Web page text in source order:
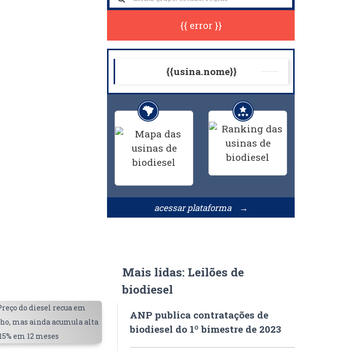
{{ error }}
{{usina.nome}}
acessar plataforma →
Mais lidas: Leilões de
biodiesel
ANP publica contratações de
biodiesel do 1º bimestre de 2023